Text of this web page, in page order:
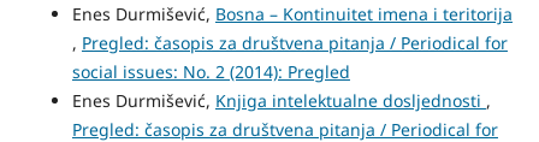
Enes Durmišević, Bosna – Kontinuitet imena i teritorija
, Pregled: časopis za društvena pitanja / Periodical for
social issues: No. 2 (2014): Pregled
Enes Durmišević, Knjiga intelektualne dosljednosti ,
Pregled: časopis za društvena pitanja / Periodical for